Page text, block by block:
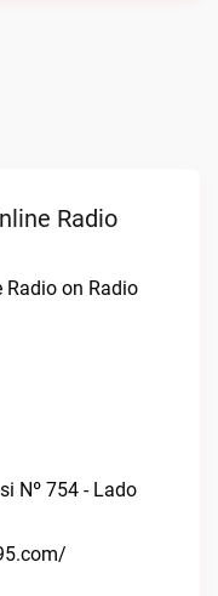
Radio
Radio on Radio
Nº 754 - Lado